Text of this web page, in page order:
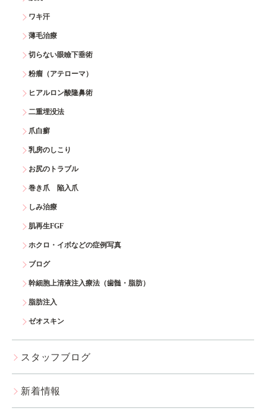
ワキ汗
薄毛治療
切らない眼瞼下垂術
粉瘤（アテローマ）
ヒアルロン酸隆鼻術
二重埋没法
爪白癬
乳房のしこり
お尻のトラブル
巻き爪 陥入爪
しみ治療
肌再生FGF
ホクロ・イボなどの症例写真
ブログ
幹細胞上清液注入療法（歯髄・脂肪）
脂肪注入
ゼオスキン
スタッフブログ
新着情報